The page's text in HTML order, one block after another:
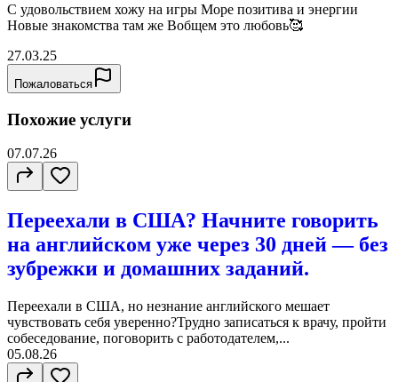
С удовольствием хожу на игры Море позитива и энергии
Новые знакомства там же Вобщем это любовь🥰
27.03.25
Пожаловаться
Похожие услуги
07.07.26
Переехали в США? Начните говорить
на английском уже через 30 дней — без
зубрежки и домашних заданий.
Переехали в США, но незнание английского мешает
чувствовать себя уверенно?Трудно записаться к врачу, пройти
собеседование, поговорить с работодателем,...
05.08.26